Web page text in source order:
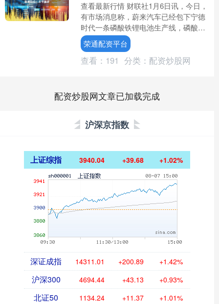
查看最新行情 财联社1月6日讯，今日，
有市场消息称，蔚来汽车已经包下宁德
时代一条磷酸铁锂电池生产线，磷酸铁
锂版本正在测试准备中。对此，蔚来方
面并未否认，仅向财联....
荣通配资平台
查看： 191 分类： 配资炒股网
配资炒股网文章已加载完成
沪深京指数
上证综指 3940.04 +39.68 +1.02%
深证成指 14311.01 +200.89 +1.42%
沪深300 4694.44 +43.13 +0.93%
北证50 1134.24 +11.37 +1.01%